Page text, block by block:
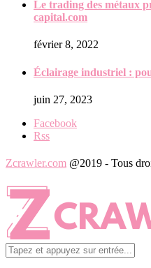
Le trading des métaux
capital.com
février 8, 2022
Éclairage industriel :
juin 27, 2023
Facebook
Rss
Zcrawler.com @2019 - Tous